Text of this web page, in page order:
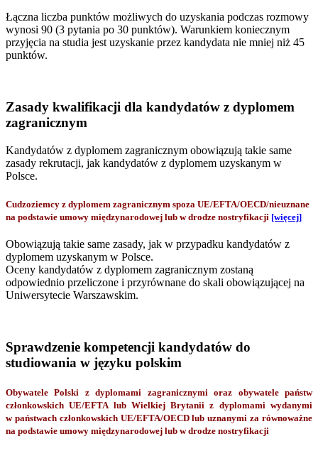
Łączna liczba punktów możliwych do uzyskania podczas rozmowy
wynosi 90 (3 pytania po 30 punktów). Warunkiem koniecznym
przyjęcia na studia jest uzyskanie przez kandydata nie mniej niż 45
punktów.
Zasady kwalifikacji dla kandydatów z dyplomem
zagranicznym
Kandydatów z dyplomem zagranicznym obowiązują takie same
zasady rekrutacji, jak kandydatów z dyplomem uzyskanym w
Polsce.
Cudzoziemcy z dyplomem zagranicznym spoza UE/EFTA/OECD/nieuznane
na podstawie umowy międzynarodowej lub w drodze nostryfikacji [więcej]
Obowiązują takie same zasady, jak w przypadku kandydatów z
dyplomem uzyskanym w Polsce.
Oceny kandydatów z dyplomem zagranicznym zostaną
odpowiednio przeliczone i przyrównane do skali obowiązującej na
Uniwersytecie Warszawskim.
Sprawdzenie kompetencji kandydatów do
studiowania w języku polskim
Obywatele Polski z dyplomami zagranicznymi oraz obywatele państw
członkowskich UE/EFTA lub Wielkiej Brytanii z dyplomami wydanymi
w państwach członkowskich UE/EFTA/OECD lub uznanymi za równoważne
na podstawie umowy międzynarodowej lub w drodze nostryfikacji